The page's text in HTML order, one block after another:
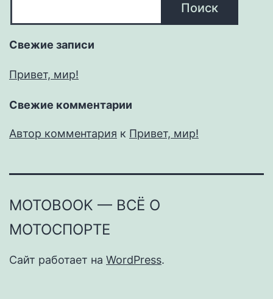
Поиск
Свежие записи
Привет, мир!
Свежие комментарии
Автор комментария к Привет, мир!
MOTOBOOK — ВСЁ О
МОТОСПОРТЕ
Сайт работает на WordPress.